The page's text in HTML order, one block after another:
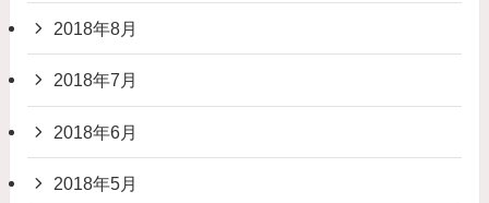
2018年8月
2018年7月
2018年6月
2018年5月